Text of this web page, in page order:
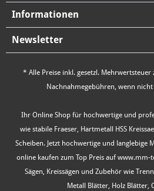
Informationen
Newsletter
* Alle Preise inkl. gesetzl. Mehrwertsteuer
Nachnahmegebühren, wenn
Ihr Online Shop für hochwertige und
wie stabile Fraeser, Hartmetall HSS
Scheiben. Jetzt hochwertige und langlebige
online kaufen zum Top Preis auf
Sägen, Kreissägen und Zubehör wie
Metall Blätter, Holz Blätter,